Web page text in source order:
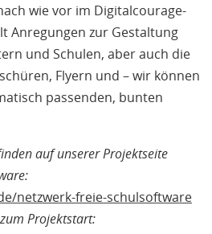
wie vor im Digitalcourage-
Anregungen zur Gestaltung
und Schulen, aber auch die
Flyern und – wir können
passenden, bunten
auf unserer Projektseite
netzwerk-freie-schulsoftware
Projektstart: